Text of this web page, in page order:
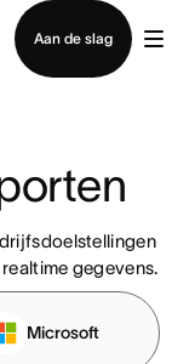
Aan de slag
gegevens.
Microsoft